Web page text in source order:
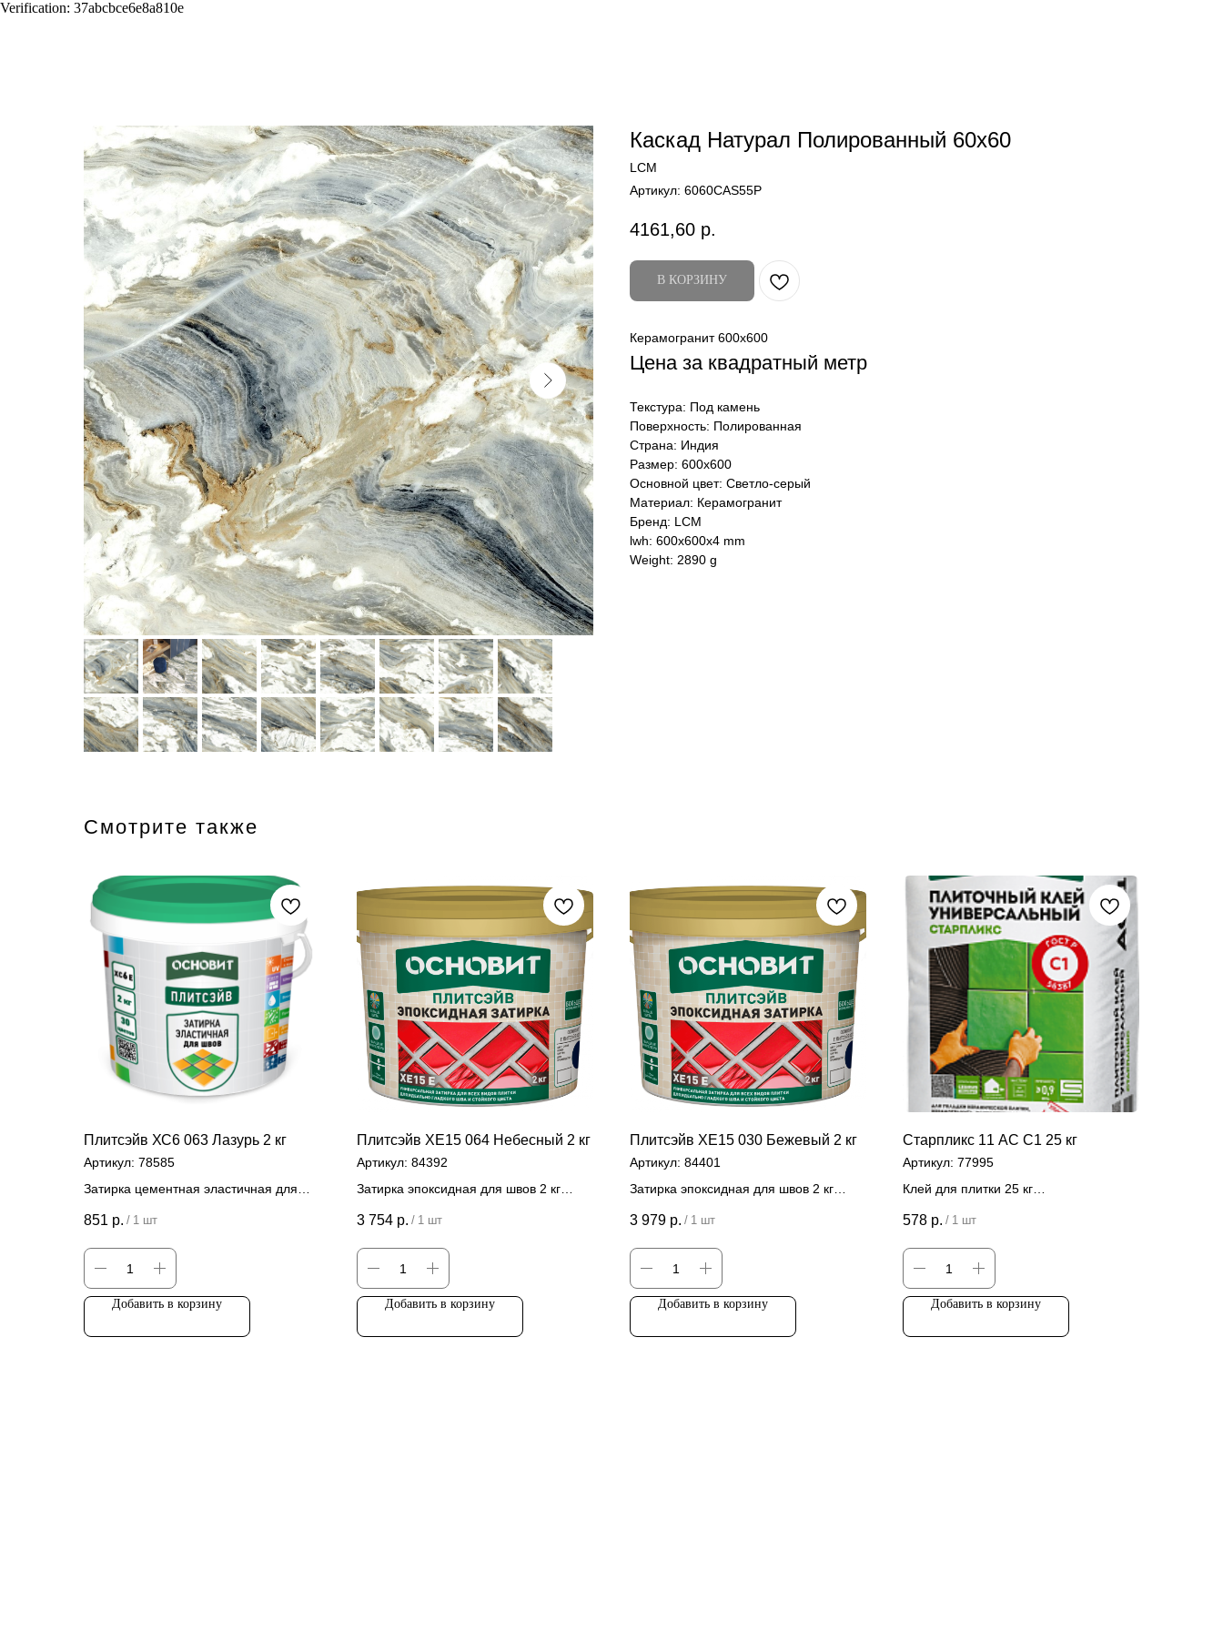
Verification: 37abcbce6e8a810e
Каскад Натурал Полированный 60x60
LCM
Артикул: 6060CAS55P
4161,60 р.
В КОРЗИНУ
Керамогранит 600x600
Цена за квадратный метр
Текстура: Под камень
Поверхность: Полированная
Страна: Индия
Размер: 600x600
Основной цвет: Светло-серый
Материал: Керамогранит
Бренд: LCM
lwh: 600x600x4 mm
Weight: 2890 g
Смотрите также
Плитсэйв ХС6 063 Лазурь 2 кг
Артикул: 78585
Затирка цементная эластичная для
Цена за штуку
851 р. / 1 шт
Добавить в корзину
Плитсэйв ХЕ15 064 Небесный 2 кг
Артикул: 84392
Затирка эпоксидная для швов 2 кг
Цена за штуку
3 754 р. / 1 шт
Добавить в корзину
Плитсэйв ХЕ15 030 Бежевый 2 кг
Артикул: 84401
Затирка эпоксидная для швов 2 кг
Цена за штуку
3 979 р. / 1 шт
Добавить в корзину
Старпликс 11 АС C1 25 кг
Артикул: 77995
Клей для плитки 25 кг
Цена за штуку
578 р. / 1 шт
Добавить в корзину